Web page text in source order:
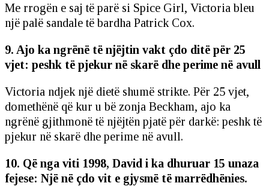
Me rrogën e saj të parë si Spice Girl, Victoria bleu
një palë sandale të bardha Patrick Cox.
9. Ajo ka ngrënë të njëjtin vakt çdo ditë për 25
vjet: peshk të pjekur në skarë dhe perime në avull
Victoria ndjek një dietë shumë strikte. Për 25 vjet,
domethënë që kur u bë zonja Beckham, ajo ka
ngrënë gjithmonë të njëjtën pjatë për darkë: peshk të
pjekur në skarë dhe perime në avull.
10. Që nga viti 1998, David i ka dhuruar 15 unaza
fejese: Një në çdo vit e gjysmë të marrëdhënies.